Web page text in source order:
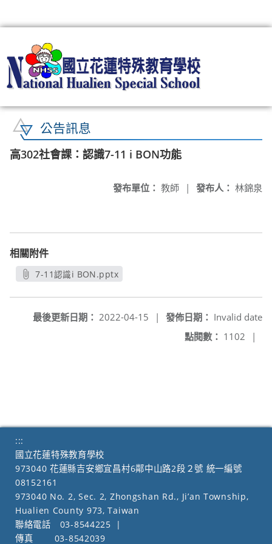
公告訊息
高302社會課：認識7-11 i BON功能
發布人： 林錦泉
發布單位： 教師 |
相關附件
7-11認識i BON.pptx
發佈日期： Invalid date
最後更新日期： 2022-04-15
|
點閱數： 1102 |
:::
國立花蓮特殊教育學校
973040 花蓮縣吉安鄉宜昌村6鄰中山路2段２號 統一編號
08152161
973040 No. 2, Sec. 2, Zhongshan Rd., Ji’an Township,
Hualien County 973, Taiwan
聯絡電話
03-8544225
|
傳真
03-8542039